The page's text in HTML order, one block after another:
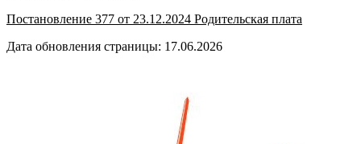
Постановление 377 от 23.12.2024 Родительская плата
Дата обновления страницы: 17.06.2026